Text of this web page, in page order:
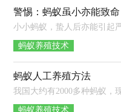
警惕：蚂蚁虽小亦能致命
蚂蚁养殖技术
蚂蚁人工养殖方法
蚂蚁养殖技术